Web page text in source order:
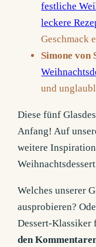
festliche
leckere
Geschmack
Simone von
und
Diese fünf
Anfang! Auf
weitere
Welches unserer
ausprobieren?
Dessert-Klassiker
den